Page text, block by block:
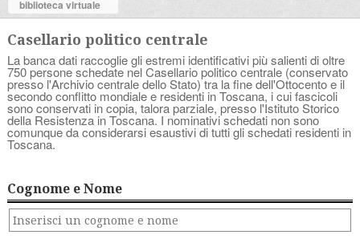
biblioteca virtuale
Casellario politico centrale
La banca dati raccoglie gli estremi identificativi più salienti di oltre
750 persone schedate nel Casellario politico centrale (conservato
presso l'Archivio centrale dello Stato) tra la fine dell'Ottocento e il
secondo conflitto mondiale e residenti in Toscana, i cui fascicoli
sono conservati in copia, talora parziale, presso l'Istituto Storico
della Resistenza in Toscana. I nominativi schedati non sono
comunque da considerarsi esaustivi di tutti gli schedati residenti in
Toscana.
Cognome e Nome